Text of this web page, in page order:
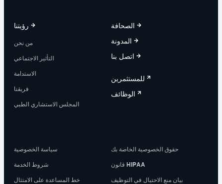
رؤيتنا
من نحن
التأثير الاجتماعي
الاستدامة
فريقنا
المجلس الاستشاري الطبي
الصحافة
المدونة
اتصل بنا
للمستثمرين
الوظائف
سياسة الخصوصية حقوق الخصوصية الخاصة بك
شروط الخدمة قانون HIPAA
خط المساعدة على الامتثال بيان منع الاحتيال في التوظيف